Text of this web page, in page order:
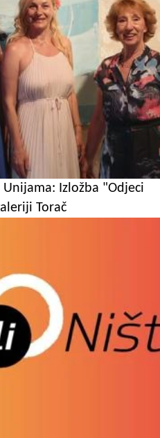
Unijama: Izložba "Odjeci
Torač